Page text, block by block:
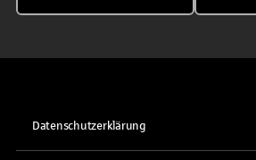
Datenschutzerklärung